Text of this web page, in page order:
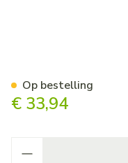
€ 33,94
Op bestelling